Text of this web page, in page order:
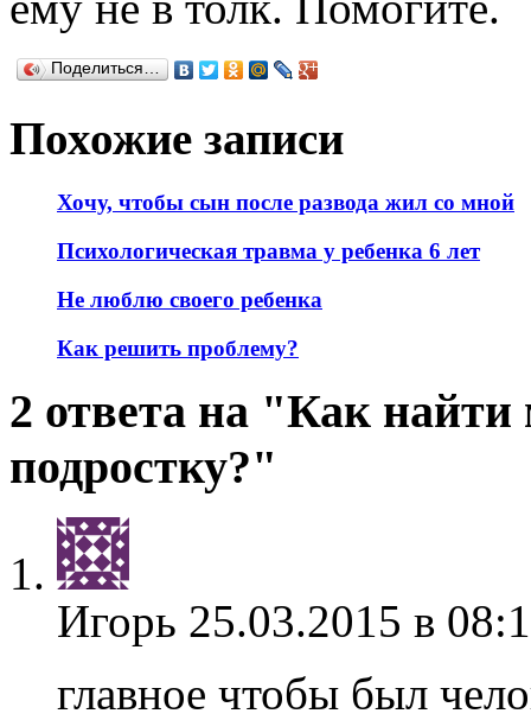
Поделиться…
Похожие записи
Хочу, чтобы сын после развода жил со мной
Психологическая травма у ребенка 6 лет
Не люблю своего ребенка
Как решить проблему?
2 ответа на "Как
подростку?"
Игорь 25.03.2015 в
главное чтобы был